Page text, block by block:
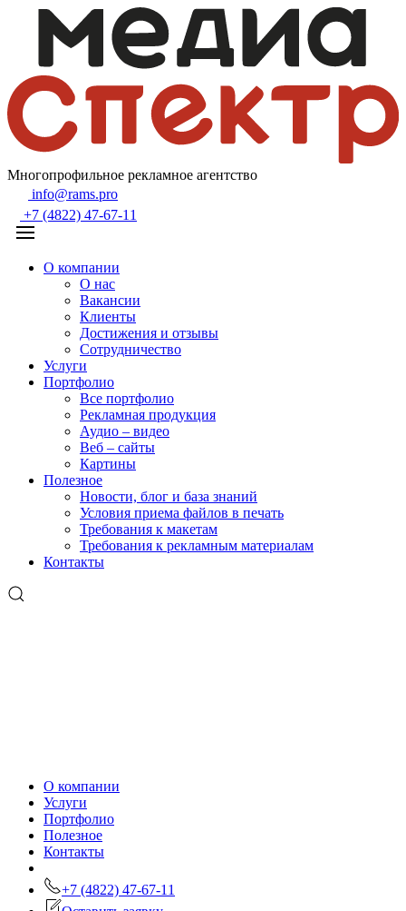
Многопрофильное рекламное агентство
info@rams.pro
+7 (4822) 47-67-11
О компании
О нас
Вакансии
Клиенты
Достижения и отзывы
Сотрудничество
Услуги
Портфолио
Все портфолио
Рекламная продукция
Аудио – видео
Веб – сайты
Картины
Полезное
Новости, блог и база знаний
Условия приема файлов в печать
Требования к макетам
Требования к рекламным материалам
Контакты
О компании
Услуги
Портфолио
Полезное
Контакты
+7 (4822) 47-67-11